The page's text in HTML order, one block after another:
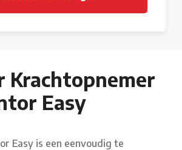
Krachtopnemer
Easy
Easy is een eenvoudig te